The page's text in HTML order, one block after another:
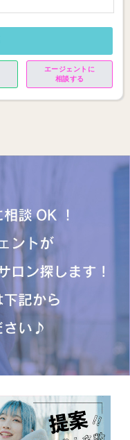
エージェントに
相談する